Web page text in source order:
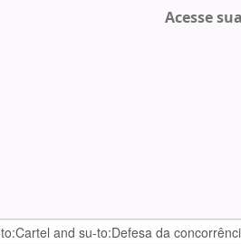
Acesse